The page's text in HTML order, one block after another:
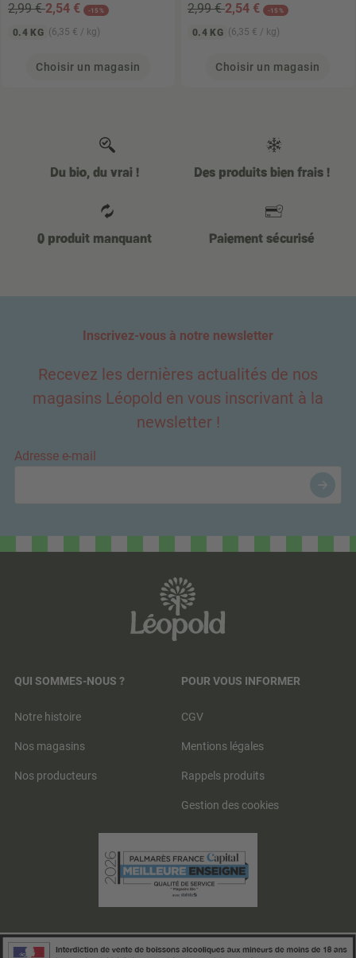
2,99 €2,54 € -15%
0.4 KG (6,35 € / kg)
Choisir un magasin
2,99 €2,54 € -15%
0.4 KG (6,35 € / kg)
Choisir un magasin
Du bio, du vrai ! Des produits bien frais !
0 produit manquant Paiement sécurisé
Inscrivez-vous à notre newsletter
Recevez les dernières actualités de nos
magasins Léopold en vous inscrivant à la
newsletter !
Adresse e-mail
QUI SOMMES-NOUS ?
Notre histoire
Nos magasins
Nos producteurs
POUR VOUS INFORMER
CGV
Mentions légales
Rappels produits
Gestion des cookies